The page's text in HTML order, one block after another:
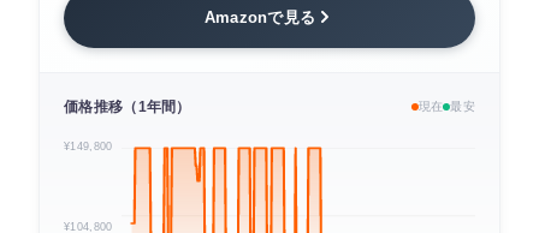
Amazonで見る
価格推移（1年間） 現在 最安
¥149,800
¥104,800